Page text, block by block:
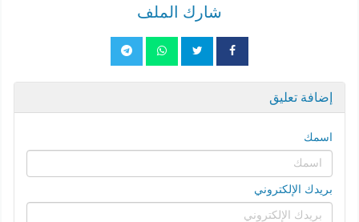
شارك الملف
إضافة تعليق
اسمك
بريدك الإلكتروني